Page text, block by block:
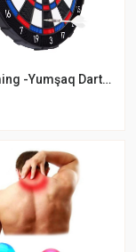
UB Gaming -Yumşaq Dart Lövhəsi Desti Rezin Dart Oyun Dəsti